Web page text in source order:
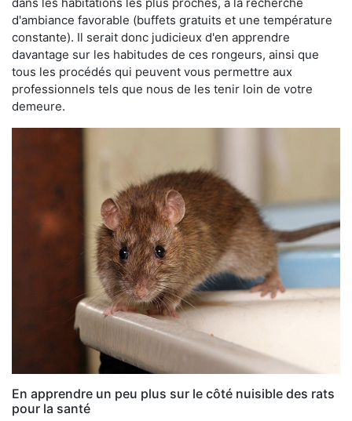
d'ambiance favorable (buffets gratuits et une température
constante). Il serait donc judicieux d'en apprendre
davantage sur les habitudes de ces rongeurs, ainsi que
tous les procédés qui peuvent vous permettre aux
professionnels tels que nous de les tenir loin de votre
demeure.
En apprendre un peu plus sur le côté nuisible des rats
pour la santé